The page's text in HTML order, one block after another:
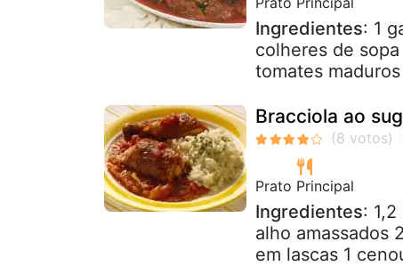
Ingredientes: 1
colheres de
tomates
Bracciola ao
Prato Principal
Ingredientes:
alho amassados
em lascas 1